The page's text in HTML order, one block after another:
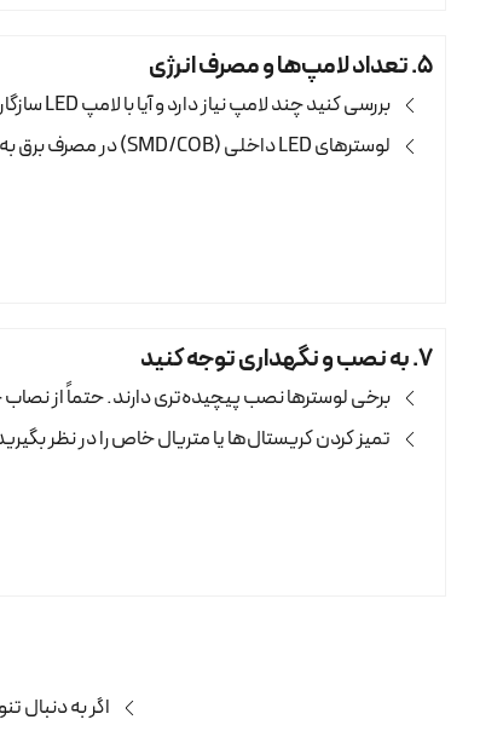
۵. تعداد لامپ‌ها و مصرف انرژی
بررسی کنید چند لامپ نیاز دارد و آیا با لامپ LED سازگار است یا خیر.
لوسترهای LED داخلی (SMD/COB) در مصرف برق به‌صرفه‌تر هستند.
۷. به نصب و نگهداری توجه کنید
برخی لوسترها نصب پیچیده‌تری دارند. حتماً از نصاب
تمیز کردن کریستال‌ها یا متریال خاص را در نظر
اگر به دنبال